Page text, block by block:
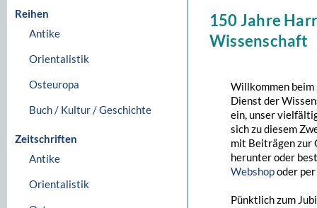
Reihen
Antike
Orientalistik
Osteuropa
Buch / Kultur / Geschichte
Zeitschriften
Antike
Orientalistik
150 Jahre
Wissenschaft
Willkommen
Dienst der
ein, unser
sich zu diesem
mit Beiträgen zur
herunter oder
Webshopoder
Pünktlich zum